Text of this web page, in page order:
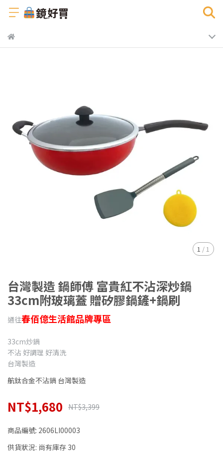
1 / 1
台灣製造 鍋師傅 富貴紅不沾深炒鍋
33cm附玻璃蓋 贈矽膠鍋鏟+鍋刷
通往春佰億生活館品牌專區
33cm炒鍋
不沾 好調理 好清洗
台灣製造
航鈦合金不沾鍋 台灣製造
NT$1,680 NT$3,399
商品編號: 2606LI00003
供貨狀況: 尚有庫存 30